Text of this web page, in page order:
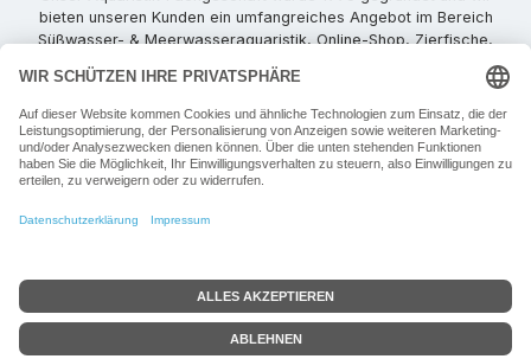
bieten unseren Kunden ein umfangreiches Angebot im Bereich
Süßwasser- & Meerwasseraquaristik, Online-Shop, Zierfische,
Pflanzen, Aquarienkombinationen, Technikzubehör usw. ! Als
kompetenter Aquaristik-Fachhandelspartner stehen wir Ihnen für
alle Ihre Projekte und Einrichtungs- oder Besatzwünsche zur
Verfügung!
Besuchen Sie uns in unseren Räumlichkeiten oder senden Sie uns
Vertrag widerrufen
Alle Preise inkl. gesetzl. Mehrwertsteuer zzgl.Versandkosten+ ggf. zzgl.